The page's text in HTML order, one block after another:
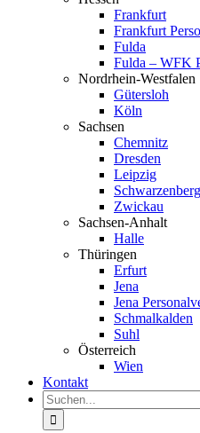
Frankfurt
Frankfurt
Fulda
Fulda – WFK
Nordrhein-Westfalen
Gütersloh
Köln
Sachsen
Chemnitz
Dresden
Leipzig
Schwar­zenberg
Zwickau
Sachsen-Anhalt
Halle
Thüringen
Erfurt
Jena
Jena
Schmal­kalden
Suhl
Öster­reich
Wien
Kontakt
Suche
nach: